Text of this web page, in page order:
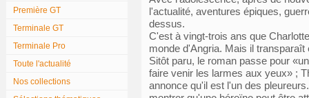
Première GT
Terminale GT
Terminale Pro
Toute l'actualité
Nos collections
l'actualité, aventures épiques,
dessus.
C'est à vingt-trois ans que
monde d'Angria. Mais il
Sitôt paru, le roman passe pour
faire venir les larmes aux yeux» ;
annonce qu'il est l'un des